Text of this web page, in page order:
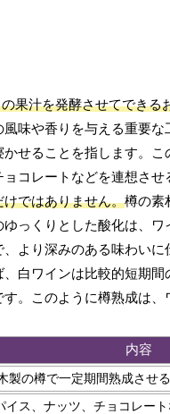
果汁を発酵させてできる
味や香りを与える重要
せることを指します。
コレートなどを連想さ
ではありません。樽の素
っくりとした酸化は、
より深みのある味わい
白ワインは比較的短期
。このように樽熟成は
内容
の樽で一定期間熟成させる
ス、ナッツ、チョコレー